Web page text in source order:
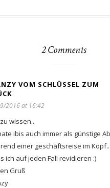
2 Comments
VOM SCHLÜSSEL ZUM
2016 at 16:42
wissen..
ibis auch immer als günstige
einer geschäftsreise im
ich auf jeden Fall revidieren :)
Gruß